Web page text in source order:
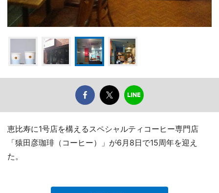
恵比寿に1号店を構えるスペシャルティコーヒー専門店
「猿田彦珈琲（コーヒー）」が6月8日で15周年を迎え
た。